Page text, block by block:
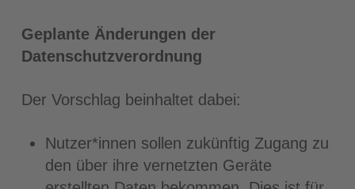
Geplante Änderungen der
Datenschutzverordnung
Der Vorschlag beinhaltet dabei:
Nutzer*innen sollen zukünftig Zugang zu
den über ihre vernetzten Geräte